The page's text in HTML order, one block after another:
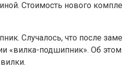
Стоимость нового
Случалось, что после
«вилка-подшипник». Об